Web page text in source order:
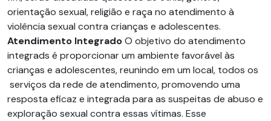
orientação sexual, religião e raça no atendimento à
violência sexual contra crianças e adolescentes.
Atendimento IntegradoO objetivo do atendimento
integrads é proporcionar um ambiente favorável às
crianças e adolescentes, reunindo em um local, todos os
serviços da rede de atendimento, promovendo uma
resposta eficaz e integrada para as suspeitas de abuso e
exploração sexual contra essas vítimas. Esse